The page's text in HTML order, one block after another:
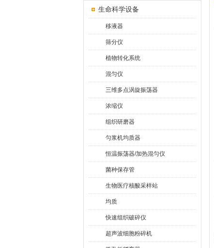
生命科学设备
移液器
筛分仪
植物转化系统
混匀仪
三维多点涡旋振荡器
浓缩仪
组织研磨器
匀浆机均质器
恒温振荡器/加热混匀仪
菌种保存管
生物医疗核酸采样站
均质
快速组织破碎仪
超声波细胞粉碎机